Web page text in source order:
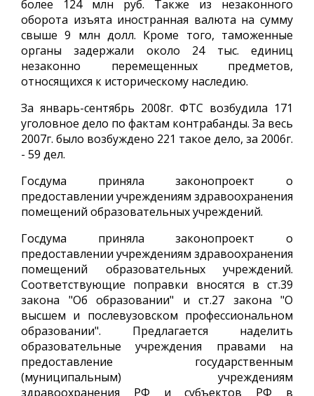
более 124 млн руб. Также из незаконного
оборота изъята иностранная валюта на сумму
свыше 9 млн долл. Кроме того, таможенные
органы задержали около 24 тыс. единиц
незаконно перемещенных предметов,
относящихся к историческому наследию.
За январь-сентябрь 2008г. ФТС возбудила 171
уголовное дело по фактам контрабанды. За весь
2007г. было возбуждено 221 такое дело, за 2006г.
- 59 дел.
Госдума приняла законопроект о
предоставлении учреждениям здравоохранения
помещений образовательных учреждений.
Госдума приняла законопроект о
предоставлении учреждениям здравоохранения
помещений образовательных учреждений.
Соответствующие поправки вносятся в ст.39
закона "Об образовании" и ст.27 закона "О
высшем и послевузовском профессиональном
образовании". Предлагается наделить
образовательные учреждения правами на
предоставление государственным
(муниципальным) учреждениям
здравоохранения РФ и субъектов РФ в